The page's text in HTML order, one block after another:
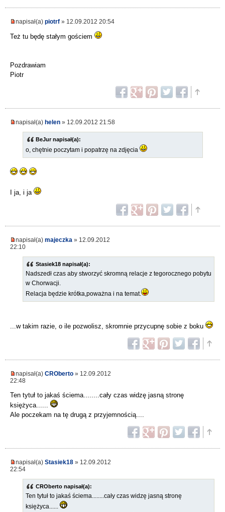
napisał(a) piotrf » 12.09.2012 20:54
Też tu będę stałym gościem
Pozdrawiam
Piotr
napisał(a) helen » 12.09.2012 21:58
BeJur napisał(a):
o, chętnie poczytam i popatrzę na zdjęcia
I ja, i ja
napisał(a) majeczka » 12.09.2012
22:10
Stasiek18 napisał(a):
Nadszedł czas aby stworzyć skromną relacje z tegorocznego pobytu
w Chorwacji.
Relacja będzie krótka,poważna i na temat.
...w takim razie, o ile pozwolisz, skromnie przycupnę sobie z boku
napisał(a) CROberto » 12.09.2012
22:48
Ten tytuł to jakaś ściema........cały czas widzę jasną stronę
księżyca......
Ale poczekam na tę drugą z przyjemnością....
napisał(a) Stasiek18 » 12.09.2012
22:54
CROberto napisał(a):
Ten tytuł to jakaś ściema........cały czas widzę jasną stronę
księżyca......